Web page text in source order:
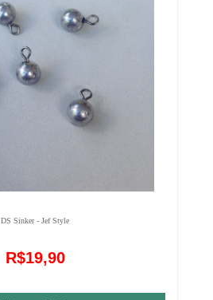
DS Sinker - Jef Style
R$19,90